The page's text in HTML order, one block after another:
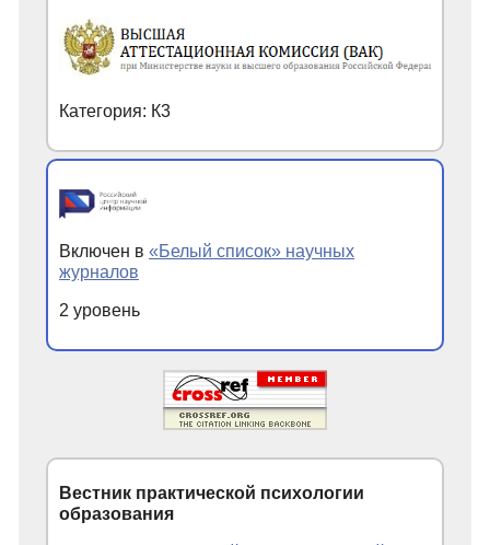
Категория: К3
Включен в «Белый список» научных
журналов
2 уровень
Вестник практической психологии
образования